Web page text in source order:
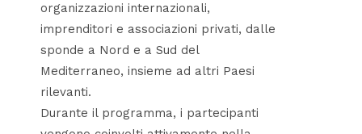
organizzazioni internazionali,
imprenditori e associazioni privati, dalle
sponde a Nord e a Sud del
Mediterraneo, insieme ad altri Paesi
rilevanti.
Durante il programma, i partecipanti